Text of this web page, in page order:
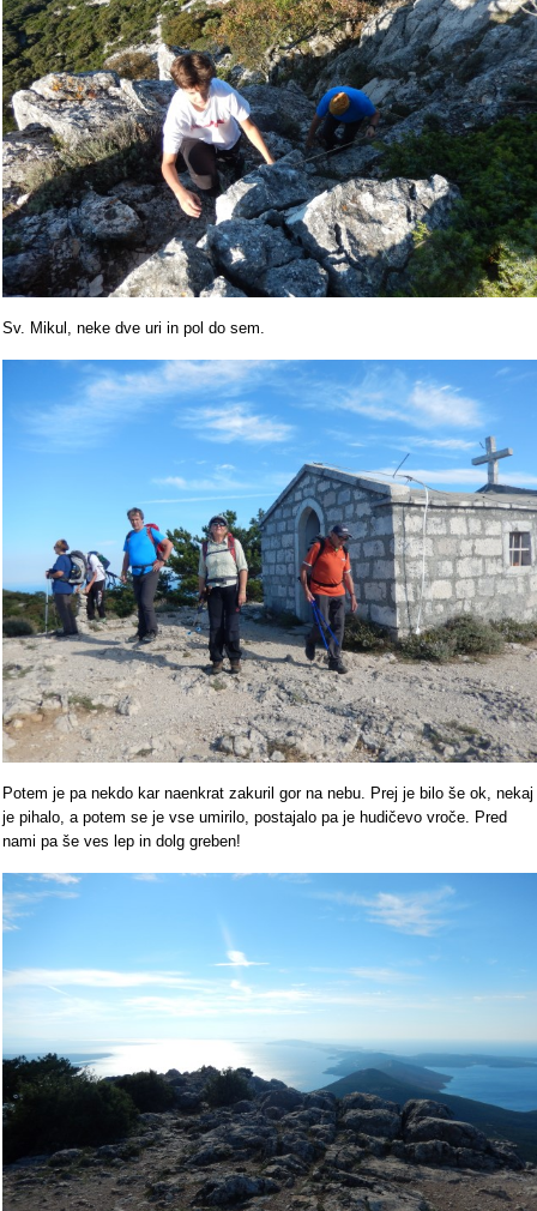
Sv. Mikul, neke dve uri in pol do sem.
Potem je pa nekdo kar naenkrat zakuril gor na nebu. Prej je bilo še ok, nekaj
je pihalo, a potem se je vse umirilo, postajalo pa je hudičevo vroče. Pred
nami pa še ves lep in dolg greben!